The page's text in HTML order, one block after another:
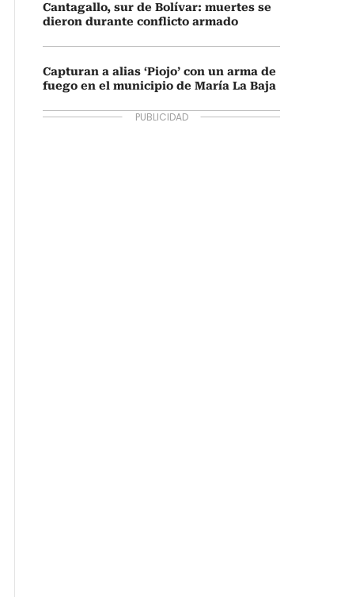
Cantagallo, sur de Bolívar: muertes se
dieron durante conflicto armado
Capturan a alias ‘Piojo’ con un arma de
fuego en el municipio de María La Baja